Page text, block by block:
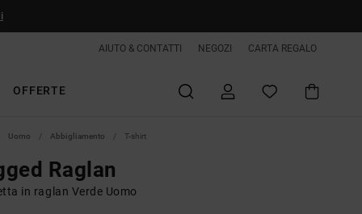
AIUTO & CONTATTI NEGOZI CARTA REGALO
OFFERTE
Uomo Abbigliamento T-shirt
Raglan
in raglan Verde Uomo